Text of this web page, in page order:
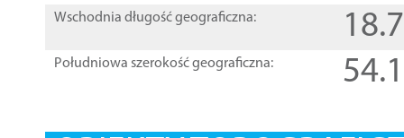
Wschodnia długość geograficzna:
Południowa szerokość geograficzna: